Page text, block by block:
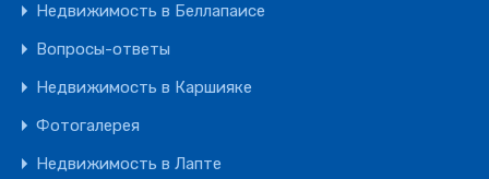
Недвижимость в Беллапаисе
Вопросы-ответы
Недвижимость в Каршияке
Фотогалерея
Недвижимость в Лапте